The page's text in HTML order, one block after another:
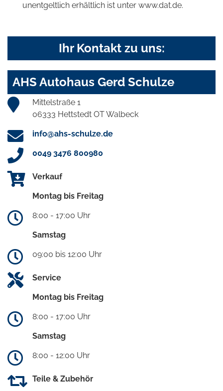
unentgeltlich erhältlich ist unter www.dat.de.
Ihr Kontakt zu uns:
AHS Autohaus Gerd Schulze
Mittelstraße 1
06333 Hettstedt OT Walbeck
info@ahs-schulze.de
0049 3476 800980
Verkauf
Montag bis Freitag
8:00 - 17:00 Uhr
Samstag
09:00 bis 12:00 Uhr
Service
Montag bis Freitag
8:00 - 17:00 Uhr
Samstag
8:00 - 12:00 Uhr
Teile & Zubehör